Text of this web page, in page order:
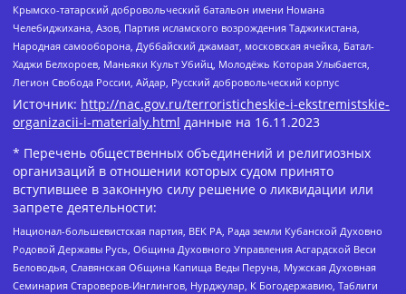
Крымско-татарский добровольческий батальон имени Номана
Челебиджихана, Азов, Партия исламского возрождения Таджикистана,
Народная самооборона, Дуббайский джамаат, московская ячейка, Батал-
Хаджи Белхороев, Маньяки Культ Убийц, Молодёжь Которая Улыбается,
Легион Свобода России, Айдар, Русский добровольческий корпус
Источник: http://nac.gov.ru/terroristicheskie-i-ekstremistskie-
organizacii-i-materialy.html данные на 16.11.2023
* Перечень общественных объединений и религиозных
организаций в отношении которых судом принято
вступившее в законную силу решение о ликвидации или
запрете деятельности:
Национал-большевистская партия, ВЕК РА, Рада земли Кубанской Духовно
Родовой Державы Русь, Община Духовного Управления Асгардской Веси
Беловодья, Славянская Община Капища Веды Перуна, Мужская Духовная
Семинария Староверов-Инглингов, Нурджулар, К Богодержавию, Таблиги